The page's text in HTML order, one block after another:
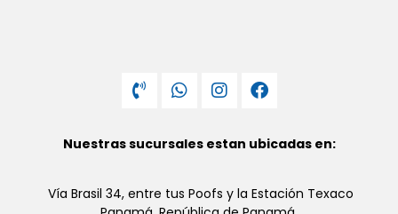
Nuestras sucursales estan ubicadas en:
Vía Brasil 34, entre tus Poofs y la Estación Texaco